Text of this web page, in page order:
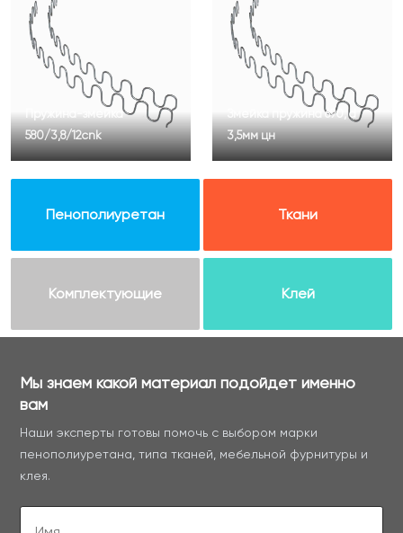
Пружина-змейка
580/3,8/12cnk
Змейка пружина 690, d
3,5мм цн
Пенополиуретан Ткани
Комплектующие Клей
Мы знаем какой материал подойдет именно
вам
Наши эксперты готовы помочь с выбором марки
пенополиуретана, типа тканей, мебельной фурнитуры и
клея.